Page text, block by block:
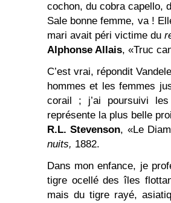
cochon, du cobra capello,
Sale bonne femme, va !
mari avait péri victime du
Alphonse Allais, «Truc
C’est vrai, répondit
hommes et les femmes
corail ; j’ai poursuivi
représente la plus belle
R.L. Stevenson, «Le
nuits, 1882.
Dans mon enfance, je
tigre ocellé des îles
mais du tigre rayé,